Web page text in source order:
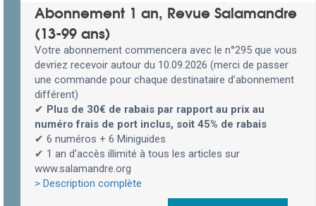
Abonnement 1 an, Revue Salamandre
(13-99 ans)
Votre abonnement commencera avec le n°295 que vous
devriez recevoir autour du 10.09.2026 (merci de passer
une commande pour chaque destinataire d’abonnement
différent)
✔ Plus de 30€ de rabais par rapport au prix au
numéro frais de port inclus, soit 45% de rabais
✔ 6 numéros + 6 Miniguides
✔ 1 an d'accès illimité à tous les articles sur
www.salamandre.org
> Description complète